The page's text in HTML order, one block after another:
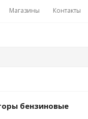
Магазины Контакты
бензиновые